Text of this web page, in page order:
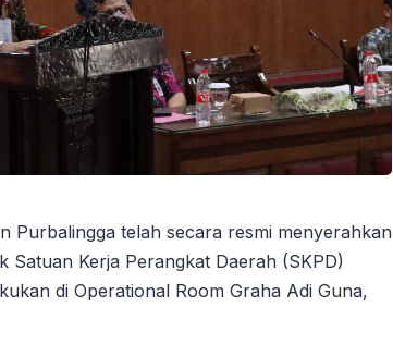
Purbalingga telah secara resmi menyerahkan
Kerja Perangkat Daerah (SKPD)
di Operational Room Graha Adi Guna,